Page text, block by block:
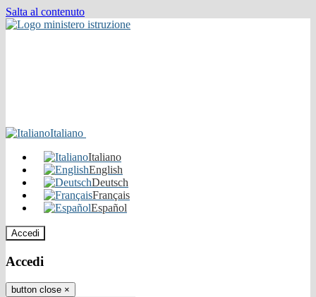
Salta al contenuto
Italiano
Italiano
English
Deutsch
Français
Español
Accedi
Accedi
button close ×